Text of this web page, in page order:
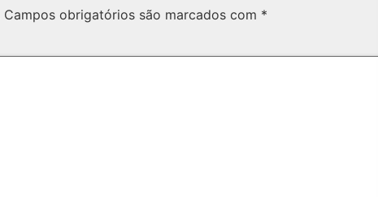
Campos obrigatórios são marcados com *